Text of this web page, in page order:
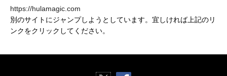
https://hulamagic.com
別のサイトにジャンプしようとしています。宜しければ上記のリ
ンクをクリックしてください。